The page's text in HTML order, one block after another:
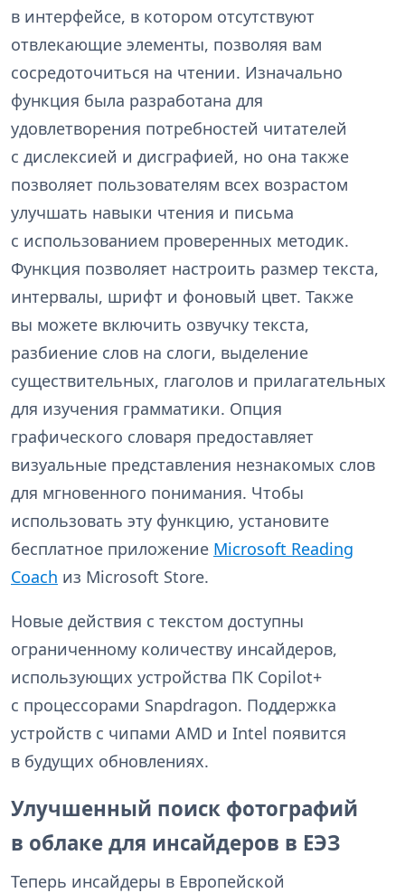
в интерфейсе, в котором отсутствуют
отвлекающие элементы, позволяя вам
сосредоточиться на чтении. Изначально
функция была разработана для
удовлетворения потребностей читателей
с дислексией и дисграфией, но она также
позволяет пользователям всех возрастом
улучшать навыки чтения и письма
с использованием проверенных методик.
Функция позволяет настроить размер текста,
интервалы, шрифт и фоновый цвет. Также
вы можете включить озвучку текста,
разбиение слов на слоги, выделение
существительных, глаголов и прилагательных
для изучения грамматики. Опция
графического словаря предоставляет
визуальные представления незнакомых слов
для мгновенного понимания. Чтобы
использовать эту функцию, установите
бесплатное приложение Microsoft Reading
Coach из Microsoft Store.
Новые действия с текстом доступны
ограниченному количеству инсайдеров,
использующих устройства ПК Copilot+
с процессорами Snapdragon. Поддержка
устройств с чипами AMD и Intel появится
в будущих обновлениях.
Улучшенный поиск фотографий
в облаке для инсайдеров в ЕЭЗ
Теперь инсайдеры в Европейской